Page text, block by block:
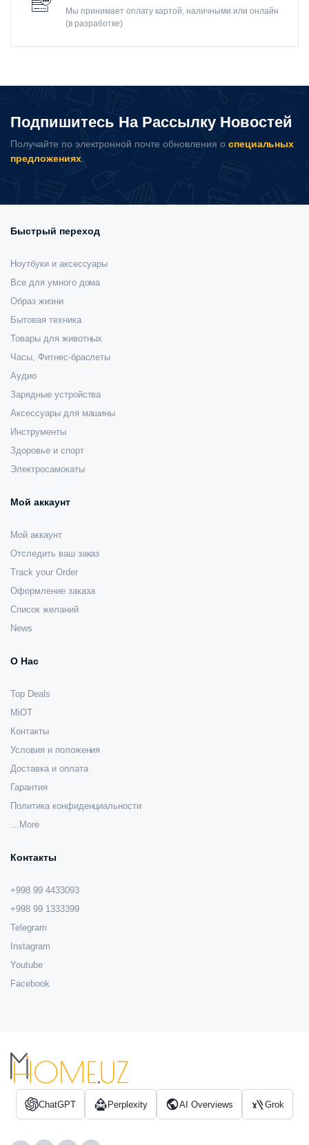
Мы принимает оплату картой, наличными или онлайн
(в разработке)
Подпишитесь На Рассылку Новостей
Получайте по электронной почте обновления о специальных
предложениях.
Быстрый переход
Ноутбуки и аксессуары
Все для умного дома
Образ жизни
Бытовая техника
Товары для животных
Часы, Фитнес-браслеты
Аудио
Зарядные устройства
Аксессуары для машины
Инструменты
Здоровье и спорт
Электросамокаты
Мой аккаунт
Мой аккаунт
Отследить ваш заказ
Track your Order
Оформление заказа
Список желаний
News
О Нас
Top Deals
MiOT
Контакты
Условия и положения
Доставка и оплата
Гарантия
Политика конфиденциальности
…More
Контакты
+998 99 4433093
+998 99 1333399
Telegram
Instagram
Youtube
Facebook
ChatGPT Perplexity AI Overviews Grok